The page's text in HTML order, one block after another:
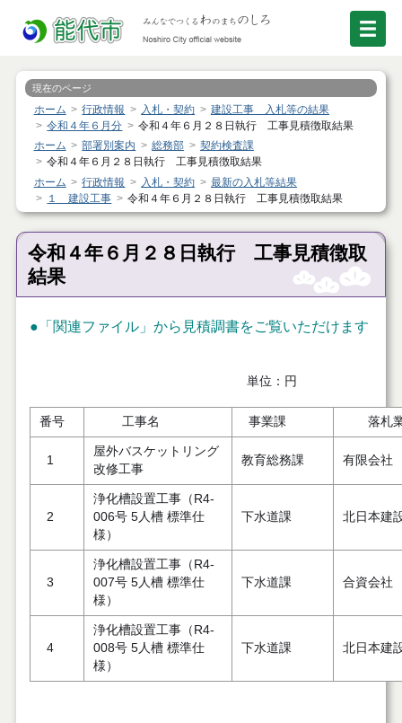
現在のページ
ホーム 行政情報 入札・契約
建設工事 入札等の結果
令和４年６月分
令和４年６月２８日執行 工事見積徴取結果
ホーム
部署別案内 総務部
契約検査課
令和４年６月２８日執行 工事見積徴取結果
ホーム
行政情報 入札・契約
最新の入札等結果
１ 建設工事
令和４年６月２８日執行 工事見積徴取結果
令和４年６月２８日執行 工事見積徴取
結果
●「関連ファイル」から見積調書をご覧いただけます
単位：円
番号 工事名 事業課 落札
1
屋外バスケットリング
改修工事
教育総務課 有限会社
2
浄化槽設置工事（R4-
006号 5人槽 標準仕
様）
下水道課 北日本建
3
浄化槽設置工事（R4-
007号 5人槽 標準仕
様）
下水道課 合資会社
4
浄化槽設置工事（R4-
008号 5人槽 標準仕
様）
下水道課 北日本建